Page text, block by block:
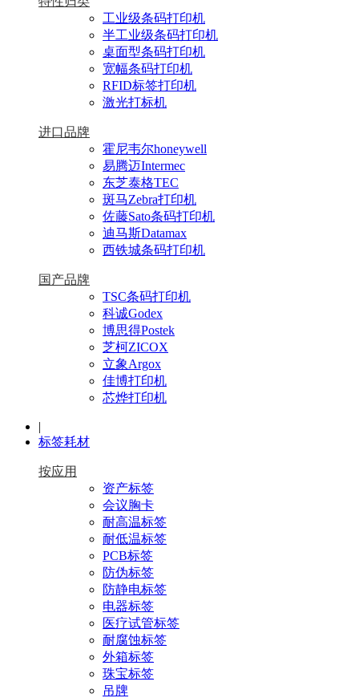
工业级条码打印机
半工业级条码打印机
桌面型条码打印机
宽幅条码打印机
RFID标签打印机
激光打标机
进口品牌
霍尼韦尔honeywell
易腾迈Intermec
东芝泰格TEC
斑马Zebra打印机
佐藤Sato条码打印机
迪马斯Datamax
西铁城条码打印机
国产品牌
TSC条码打印机
科诚Godex
博思得Postek
芝柯ZICOX
立象Argox
佳博打印机
芯烨打印机
|
标签耗材
按应用
资产标签
会议胸卡
耐高温标签
耐低温标签
PCB标签
防伪标签
防静电标签
电器标签
医疗试管标签
耐腐蚀标签
外箱标签
珠宝标签
吊牌